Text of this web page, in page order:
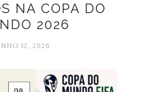
NA COPA DO
2026
12, 2026